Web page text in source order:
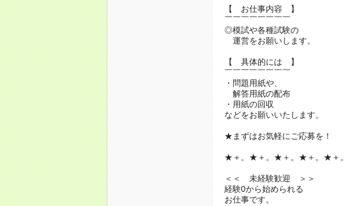
【 お仕事内容 】
￣￣￣￣￣￣￣￣
◎模試や各種試験の
運営をお願いします。
【 具体的には 】
￣￣￣￣￣￣￣￣
・問題用紙や、
解答用紙の配布
・用紙の回収
などをお願いいたします。
★まずはお気軽にご応募を！
★＋。★＋。★＋。★＋。★＋。
＜＜ 未経験歓迎 ＞＞
経験0から始められる
お仕事です。